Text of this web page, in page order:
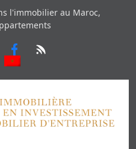
l'immobilier au Maroc,